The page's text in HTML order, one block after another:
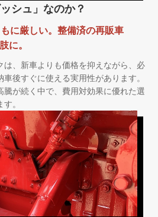
シュ」なのか？
に厳しい。整備済の再販車
に。
は、新車よりも価格を抑えながら、必
後すぐに使える実用性があります。
騰が続く中で、費用対効果に優れた選
。